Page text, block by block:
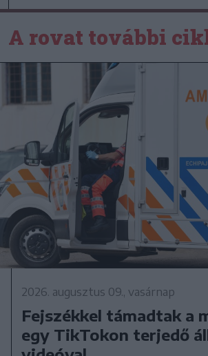
A rovat további
2026. augusztus 09., vasárnap
Fejszékkel támadtak a
egy TikTokon terjedő